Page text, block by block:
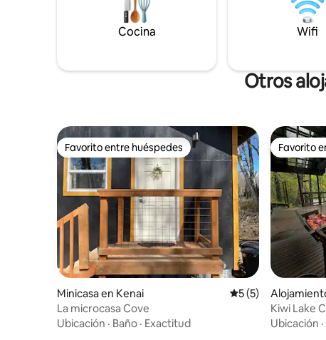
con disponibilidad de punto de acceso y
aplicaciones preprogramadas. Perfecto
para pescar, relajarse o explorar. A 20
Cocina Wifi
Otros
Favorito entre huéspedes
Favorito entre huéspedes
Minicasa en Kenai Calificación
5 (5)
La microcasa Cove
Ubicación · Baño · Exactitud
Favorito
Favorito
Kiwi Lake
Ubicación ·